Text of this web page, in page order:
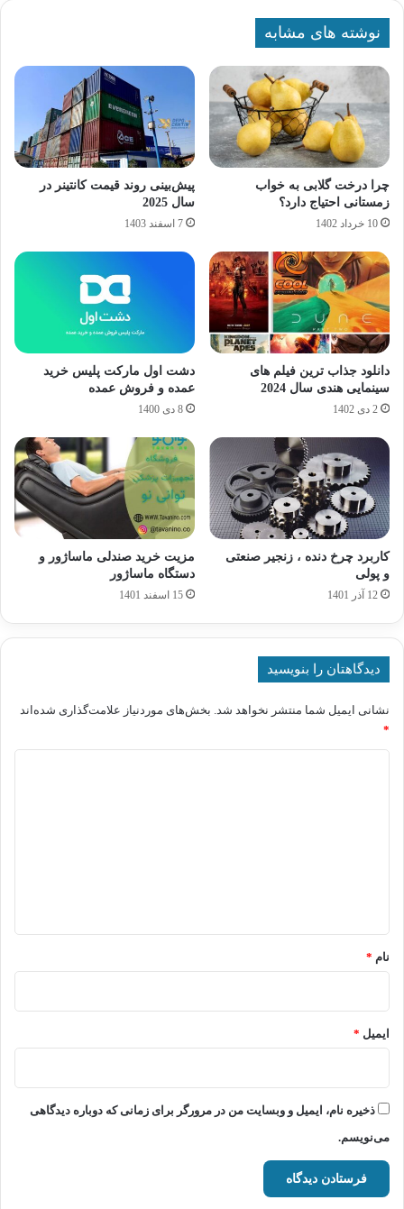
نوشته های مشابه
چرا درخت گلابی به خواب
زمستانی احتیاج دارد؟
10 خرداد 1402
پیش‌بینی روند قیمت کانتینر در
سال 2025
7 اسفند 1403
دانلود جذاب ترین فیلم های
سینمایی هندی سال 2024
2 دی 1402
دشت اول مارکت پلیس خرید
عمده و فروش عمده
8 دی 1400
کاربرد چرخ دنده ، زنجیر صنعتی
و پولی
12 آذر 1401
مزیت خرید صندلی ماساژور و
دستگاه ماساژور
15 اسفند 1401
دیدگاهتان را بنویسید
نشانی ایمیل شما منتشر نخواهد شد. بخش‌های موردنیاز علامت‌گذاری شده‌اند
*
نام *
ایمیل *
ذخیره نام، ایمیل و وبسایت من در مرورگر برای زمانی که دوباره دیدگاهی
می‌نویسم.